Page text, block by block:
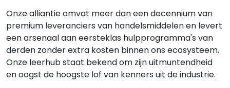
Onze alliantie omvat meer dan een decennium van
premium leveranciers van handelsmiddelen en levert
een arsenaal aan eersteklas hulpprogramma's van
derden zonder extra kosten binnen ons ecosysteem.
Onze leerhub staat bekend om zijn uitmuntendheid
en oogst de hoogste lof van kenners uit de industrie.